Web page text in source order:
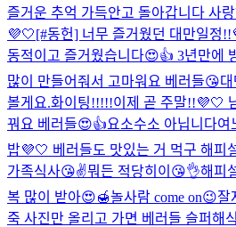
즐거운 추억 가득안고 돌아갑니다 사
💜🤍[#동헌] 너무 즐거웠던 대만일정
동적이고 즐거웠습니다😍👍 3년만에
많이 만들어줘서 고마워요 베러들😘
볼게요.화이팅!!!!!이제 곧 주말!!💜🤍
꿔요 베러들😍👍요소수소 아닙니다여
밥💜🤍 베러들도 맛있는 거 먹구 해피
가족식사😘✌️뭐든 적당히이😘👌해피
복 많이 받아😍🍯놀사람 come on😉잘
죽 사진만 올리고 가면 베러들 슬퍼해